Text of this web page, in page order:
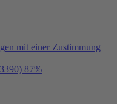
mit einer Zustimmung
87%